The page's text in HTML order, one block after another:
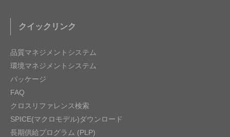
クイックリンク
品質マネジメントシステム
環境マネジメントシステム
パッケージ
FAQ
クロスリファレンス検索
SPICE(マクロモデル)ダウンロード
長期供給プログラム (PLP)